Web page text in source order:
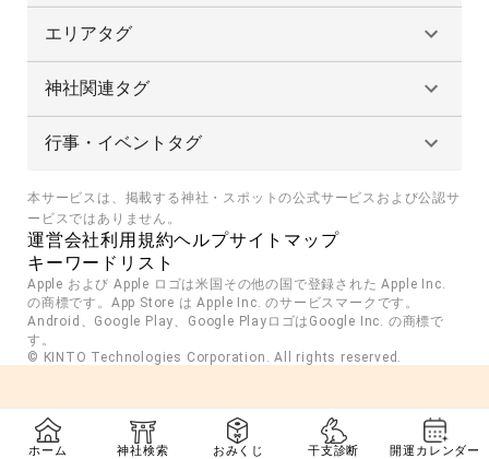
エリアタグ
神社関連タグ
行事・イベントタグ
本サービスは、掲載する神社・スポットの公式サービスおよび公認サ
ービスではありません。
運営会社利用規約ヘルプサイトマップ
キーワードリスト
Apple および Apple ロゴは米国その他の国で登録された Apple Inc.
の商標です。App Store は Apple Inc. のサービスマークです。
Android、Google Play、Google PlayロゴはGoogle Inc. の商標で
す。
© KINTO Technologies Corporation. All rights reserved.
ホーム 神社検索 おみくじ 干支診断 開運カレンダー